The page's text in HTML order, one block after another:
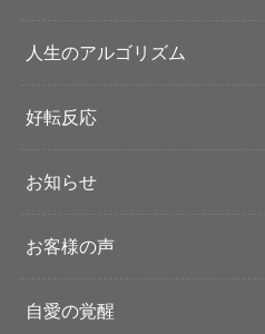
人生のアルゴリズム
好転反応
お知らせ
お客様の声
自愛の覚醒